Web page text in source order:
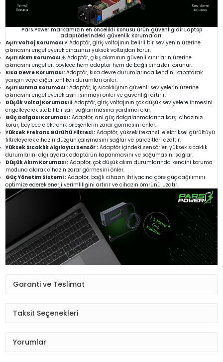
Pars Power markamızın en öncelikli konusu ürün güvenliğidir.Laptop
adaptörlerindeki güvenlik korumaları:
Aşırı Voltaj Koruması ⚡ Adaptör, giriş voltajının belirli bir seviyenin üzerine
çıkmasını engelleyerek cihazınızı yüksek voltajdan korur.
Aşırı Akım Koruması ⚠️Adaptör, çıkış akımının güvenli sınırların üzerine
çıkmasını engeller, böylece hem adaptör hem de bağlı cihazlar korunur.
Kısa Devre Koruması :Adaptör, kısa devre durumlarında kendini kapatarak
yangın veya diğer tehlikeli durumları önler.
Aşırı Isınma Koruması : Adaptör, iç sıcaklığının güvenli seviyelerin üzerine
çıkmasını engelleyerek aşırı ısınmayı önler ve güvenliği artırır.
Düşük Voltaj Koruması ⬇️ Adaptör, giriş voltajının çok düşük seviyelere inmesini
engelleyerek stabil bir şarj sağlanmasına yardımcı olur.
Güç Dalgası Koruması : Adaptör, ani güç dalgalanmalarına karşı cihazınızı
korur, böylece elektronik bileşenlerin zarar görmesini önler.
Yüksek Frekans Gürültü Filtresi : Adaptör, yüksek frekanslı elektriksel gürültüyü
filtreleyerek cihazın düzgün çalışmasını sağlar ve parazitleri azaltır.
Yüksek Sıcaklık Algılayıcı Sensör : Adaptör içindeki sensörler, yüksek sıcaklık
durumlarını algılayarak adaptörün kapanmasını ve soğumasını sağlar.
Düşük Akım Koruması : Adaptör, çok düşük akım durumlarında kendini koruma
moduna alarak cihazın zarar görmesini önler.
Güç Yönetim Sistemi : Adaptör, bağlı cihazın ihtiyacına göre güç dağılımını
optimize ederek enerji verimliliğini artırır ve cihazın ömrünü uzatır.
Garanti ve Teslimat
Taksit Seçenekleri
Yorumlar